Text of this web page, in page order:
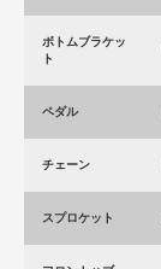
ボトムブラケッ
ト
ペダル
チェーン
スプロケット